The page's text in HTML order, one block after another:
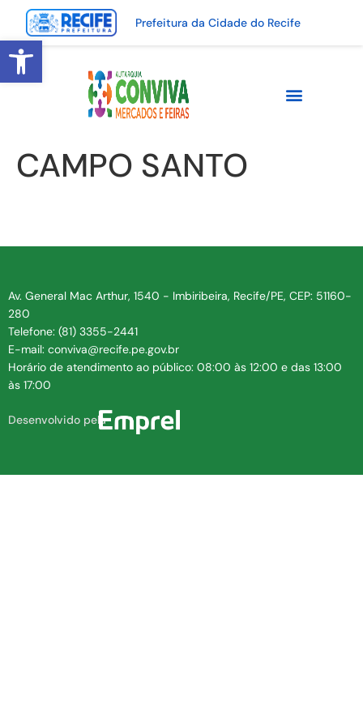
Abrir a barra de ferramentas
Prefeitura da Cidade do Recife
CAMPO SANTO
Av. General Mac Arthur, 1540 - Imbiribeira, Recife/PE, CEP: 51160-
280
Telefone: (81) 3355-2441
E-mail: conviva@recife.pe.gov.br
Horário de atendimento ao público: 08:00 às 12:00 e das 13:00
às 17:00
Desenvolvido pela